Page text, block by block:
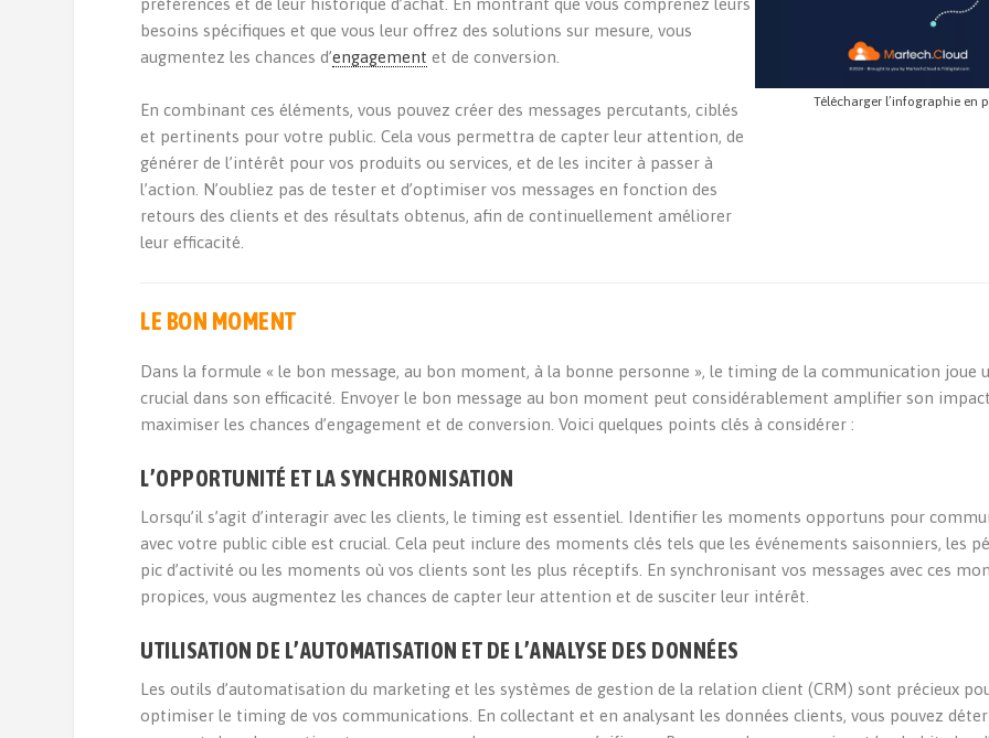
préférences et de leur historique d’achat. En montrant que vous comprenez leurs
besoins spécifiques et que vous leur offrez des solutions sur mesure, vous
augmentez les chances d’engagement et de conversion.
En combinant ces éléments, vous pouvez créer des messages percutants, ciblés
et pertinents pour votre public. Cela vous permettra de capter leur attention, de
générer de l’intérêt pour vos produits ou services, et de les inciter à passer à
l’action. N’oubliez pas de tester et d’optimiser vos messages en fonction des
retours des clients et des résultats obtenus, afin de continuellement améliorer
leur efficacité.
Télécharger l’infographie en
LE BON MOMENT
Dans la formule « le bon message, au bon moment, à la bonne personne », le timing de la communication joue
crucial dans son efficacité. Envoyer le bon message au bon moment peut considérablement amplifier son
maximiser les chances d’engagement et de conversion. Voici quelques points clés à considérer :
L’OPPORTUNITÉ ET LA SYNCHRONISATION
Lorsqu’il s’agit d’interagir avec les clients, le timing est essentiel. Identifier les moments opportuns pour
avec votre public cible est crucial. Cela peut inclure des moments clés tels que les événements saisonniers, les
pic d’activité ou les moments où vos clients sont les plus réceptifs. En synchronisant vos messages avec ces
propices, vous augmentez les chances de capter leur attention et de susciter leur intérêt.
UTILISATION DE L’AUTOMATISATION ET DE L’ANALYSE DES DONNÉES
Les outils d’automatisation du marketing et les systèmes de gestion de la relation client (CRM) sont précieux
optimiser le timing de vos communications. En collectant et en analysant les données clients, vous pouvez